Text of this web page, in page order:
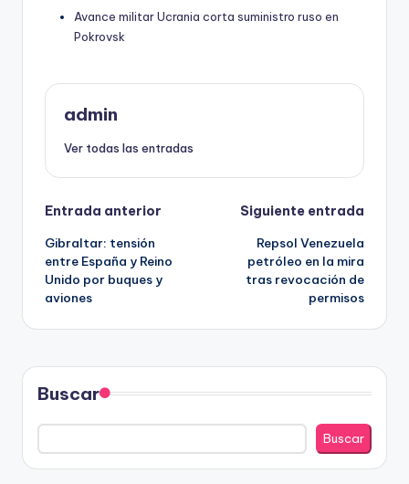
Avance militar Ucrania corta suministro ruso en
Pokrovsk
admin
Ver todas las entradas
Navegación
de
entradas
Entrada anterior
Gibraltar: tensión
entre España y Reino
Unido por buques y
aviones
Siguiente entrada
Repsol Venezuela
petróleo en la mira
tras revocación de
permisos
Buscar
Buscar